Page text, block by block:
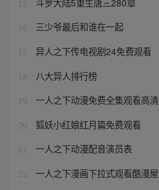
15
16 三少爷最后和谁在一起
17 异人之下传电视剧24免费观看
18 八大异人排行榜
19 一人之下动漫免费全集观看高清
20 狐妖小红娘红月篇免费观看
21 一人之下动漫配音演员表
22 一人之下漫画下拉式观看酷漫屋